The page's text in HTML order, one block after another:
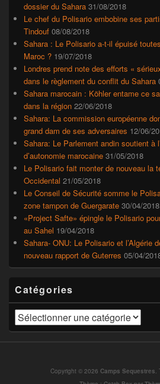
dossier du Sahara 31/08/2018
Le chef du Polisario embobine ses
Tindouf 08/08/2018
Sahara : Le Polisario a-t-il épuisé
Maroc ? 19/07/2018
Londres prend note des efforts «
dans le règlement du conflit du Sahara
Sahara marocain : Köhler entame ce
dans la région 22/06/2018
Sahara: La commission européenne
grand dam de ses adversaires 12/06/
Sahara: Le Parlement andin soutient à
d’autonomie marocaine 31/05/2018
Le Polisario fait monter de nouveau la
Occidental 21/05/2018
Le Conseil de Sécurité somme le
zone tampon de Guergarate 30/04/2018
«Project Safte» épingle le Polisario
au Sahel 19/04/2018
Sahara- ONU: Le Polisario et l’Algérie
nouveau rapport de Guterres 05/04/
Catégories
Catégories
Copyright © 2026 Camps Sequestres.